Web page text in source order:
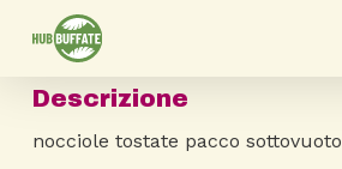
content
Descrizione
nocciole tostate pacco sottovuoto